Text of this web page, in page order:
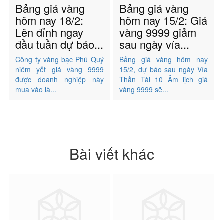
Bảng giá vàng
hôm nay 18/2:
Lên đỉnh ngay
đầu tuần dự báo...
Công ty vàng bạc Phú Quý
niêm yết giá vàng 9999
được doanh nghiệp này
mua vào là...
Bảng giá vàng
hôm nay 15/2: Giá
vàng 9999 giảm
sau ngày vía...
Bảng giá vàng hôm nay
15/2, dự báo sau ngày Vía
Thần Tài 10 Âm lịch giá
vàng 9999 sẽ...
Bài viết khác